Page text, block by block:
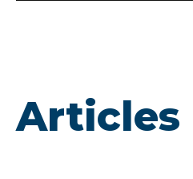
Articles